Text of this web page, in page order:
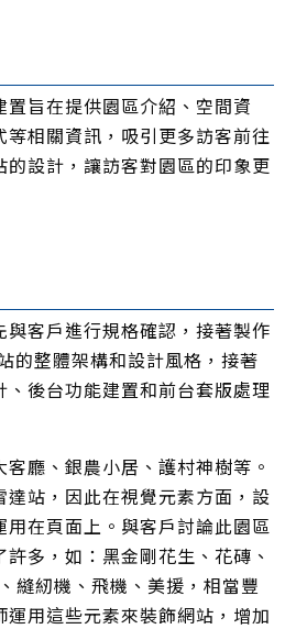
旨在提供園區介紹、空間資
相關資訊，吸引更多訪客前往
設計，讓訪客對園區的印象更
客戶進行規格確認，接著製作
的整體架構和設計風格，接著
後台功能建置和前台套版處理
廳、銀農小居、護村神樹等。
站，因此在視覺元素方面，設
在頁面上。與客戶討論此園區
多，如：黑金剛花生、花磚、
縫紉機、飛機、美援，相當豐
用這些元素來裝飾網站，增加